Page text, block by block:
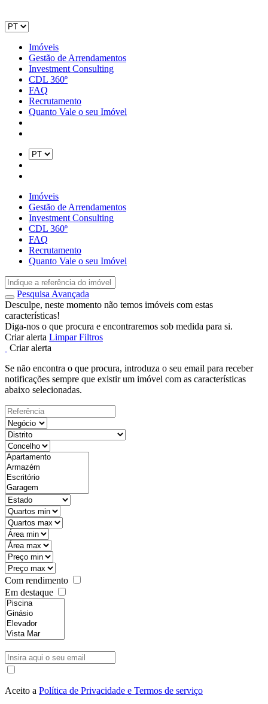
Imóveis
Gestão de Arrendamentos
Investment Consulting
CDL 360º
FAQ
Recrutamento
Quanto Vale o seu Imóvel
Imóveis
Gestão de Arrendamentos
Investment Consulting
CDL 360º
FAQ
Recrutamento
Quanto Vale o seu Imóvel
Pesquisa Avançada
Desculpe, neste momento não temos imóveis com estas
características!
Diga-nos o que procura e encontraremos sob medida para si.
Criar alerta Limpar Filtros
Criar alerta
Se não encontra o que procura, introduza o seu email para receber
notificações sempre que existir um imóvel com as características
abaixo selecionadas.
Com rendimento
Em destaque
Aceito a Política de Privacidade e Termos de serviço